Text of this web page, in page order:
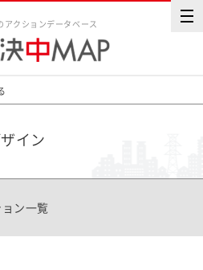
アクションデータベース
イン
ン一覧